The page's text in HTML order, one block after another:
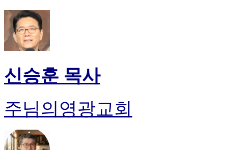
신승훈 목사
주님의영광교회